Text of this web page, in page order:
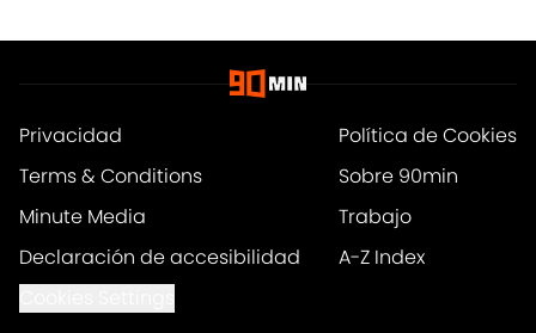
Privacidad
Política de Cookies
Terms & Conditions
Sobre 90min
Minute Media
Trabajo
Declaración de accesibilidad
A-Z Index